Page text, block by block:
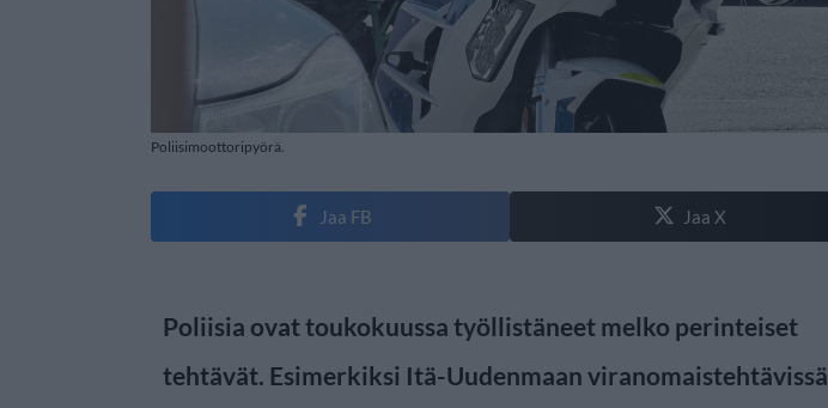
Poliisimoottoripyörä.
Jaa FB Jaa X
Poliisia ovat toukokuussa työllistäneet melko perinteiset
tehtävät. Esimerkiksi Itä-Uudenmaan viranomaistehtävissä